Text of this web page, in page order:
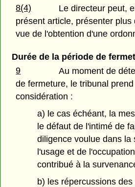
8(4)
Le directeur peut,
présent article, présenter plus
vue de l'obtention d'une
Durée de la période de
9
Au moment de
de fermeture, le tribunal prend
considération :
a) le cas échéant, la
le défaut de l'intimé de
diligence voulue dans la
l'usage et de
contribué à la
b) les répercussions